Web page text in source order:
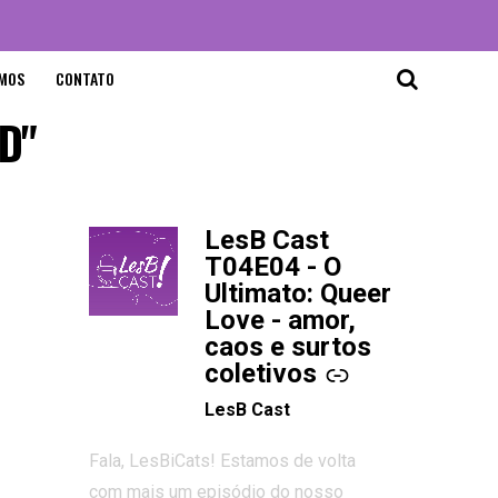
CONTATO
LesB Cast
T04E04 - O
Ultimato: Queer
Love - amor,
caos e surtos
coletivos
-
LesB Cast
Fala, LesBiCats! Estamos de volta
com mais um episódio do nosso